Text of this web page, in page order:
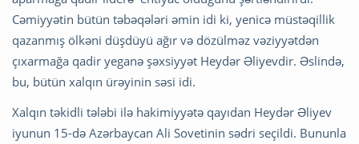
Cəmiyyətin bütün təbəqələri əmin idi ki, yenicə müstəqillik
qazanmış ölkəni düşdüyü ağır və dözülməz vəziyyətdən
çıxarmağa qadir yeganə şəxsiyyət Heydər Əliyevdir. Əslində,
bu, bütün xalqın ürəyinin səsi idi.
Xalqın təkidli tələbi ilə hakimiyyətə qayıdan Heydər Əliyev
iyunun 15-də Azərbaycan Ali Sovetinin sədri seçildi. Bununla